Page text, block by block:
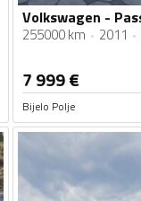
255000 km 2011
7 999€
Bijelo Polje